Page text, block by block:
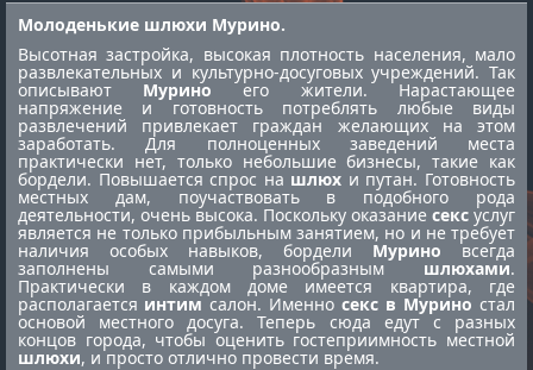
Молоденькие шлюхи Мурино.
Высотная застройка, высокая плотность населения, мало
развлекательных и культурно-досуговых учреждений. Так
описывают Мурино его жители. Нарастающее
напряжение и готовность потреблять любые виды
развлечений привлекает граждан желающих на этом
заработать. Для полноценных заведений места
практически нет, только небольшие бизнесы, такие как
бордели. Повышается спрос на шлюх и путан. Готовность
местных дам, поучаствовать в подобного рода
деятельности, очень высока. Поскольку оказание секс услуг
является не только прибыльным занятием, но и не требует
наличия особых навыков, бордели Мурино всегда
заполнены самыми разнообразным шлюхами.
Практически в каждом доме имеется квартира, где
располагается интим салон. Именно секс в Мурино стал
основой местного досуга. Теперь сюда едут с разных
концов города, чтобы оценить гостеприимность местной
шлюхи, и просто отлично провести время.